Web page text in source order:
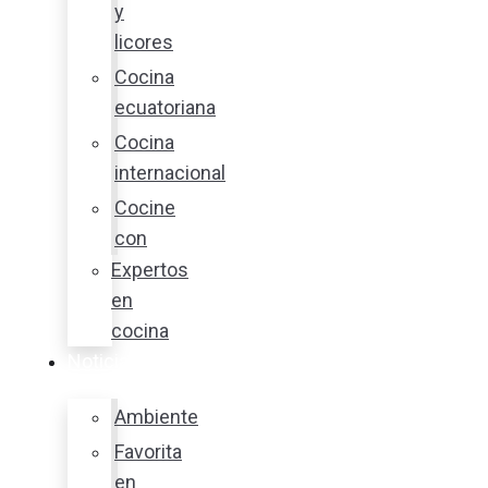
y
licores
Cocina
ecuatoriana
Cocina
internacional
Cocine
con
Expertos
en
cocina
Ambiente
Favorita
en